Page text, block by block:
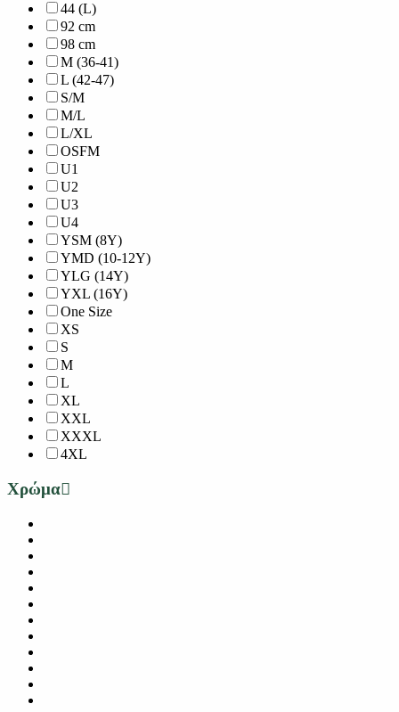
44 (L)
92 cm
98 cm
M (36-41)
L (42-47)
S/M
M/L
L/XL
OSFM
U1
U2
U3
U4
YSM (8Y)
YMD (10-12Y)
YLG (14Y)
YXL (16Y)
One Size
XS
S
M
L
XL
XXL
XXXL
4XL
Χρώμα